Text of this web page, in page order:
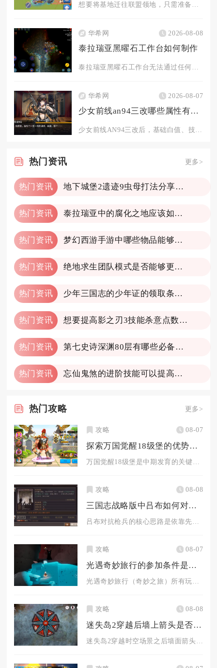
想要将基地迁往联盟领地，只需准备领土迁城道具、满足迁城前置条...
华希网 2026-08-08
泰拉瑞亚黑曜石工作台如何制作
泰拉瑞亚黑曜石工作台无法通过任何材料在制作站合成获取，只能通...
华希网 2026-08-07
少女前线an94三改哪些属性有变化
少女前线AN94三改后，基础白值、技能机制、影响格效果全部得...
热门资讯 更多>
热门资讯 地下城堡2遗迹9虫母打法分享一下
热门资讯 泰拉瑞亚中的腐化之地应该如何开采
热门资讯 梦幻西游手游中哪些物品能够轻松转化为金币
热门资讯 绝地求生团队模式是否能够更改地图
热门资讯 少年三国志的少年证的领取条件是什么
热门资讯 想要提高影之刃3技能杀意点数该怎么做
热门资讯 第七史诗深渊80层有哪些必备装备
热门资讯 忘仙鬼煞的进阶技能可以提高实力吗
热门攻略 更多>
攻略 08-07
探索万国觉醒18级堡的优势有哪些
攻略 08-08
三国志战略版中吕布如何对付对方的枪兵
攻略 08-07
光遇奇妙旅行的参加条件是什么
攻略 08-08
迷失岛2穿越后墙上箭头是否有窍门可以解开